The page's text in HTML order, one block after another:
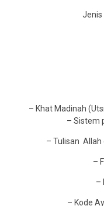
Jenis
– Khat Madinah
– Sistem
– Tulisan Allah
–
–
– Kode